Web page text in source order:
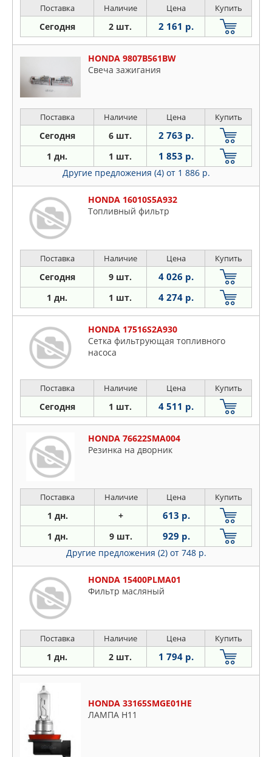
Поставка Наличие Цена Купить
Сегодня 2 шт. 2 161 р.
HONDA 9807B561BW
Свеча зажигания
Поставка Наличие Цена Купить
Сегодня 6 шт. 2 763 р.
1 дн. 1 шт. 1 853 р.
Другие предложения (4) от 1 886 р.
HONDA 16010S5A932
Топливный фильтр
Поставка Наличие Цена Купить
Сегодня 9 шт. 4 026 р.
1 дн. 1 шт. 4 274 р.
HONDA 17516S2A930
Сетка фильтрующая топливного
насоса
Поставка Наличие Цена Купить
Сегодня 1 шт. 4 511 р.
HONDA 76622SMA004
Резинка на дворник
Поставка Наличие Цена Купить
1 дн. + 613 р.
1 дн. 9 шт. 929 р.
Другие предложения (2) от 748 р.
HONDA 15400PLMA01
Фильтр масляный
Поставка Наличие Цена Купить
1 дн. 2 шт. 1 794 р.
HONDA 33165SMGE01HE
ЛАМПА H11